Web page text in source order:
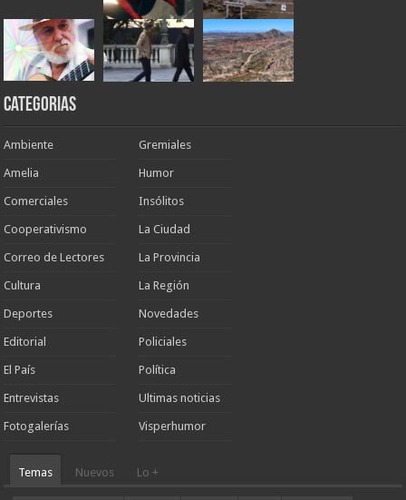
Categorias
Ambiente
Amelia
Comerciales
Cooperativismo
Correo de Lectores
Cultura
Deportes
Editorial
El País
Entrevistas
Fotogalerías
Gremiales
Humor
Insólitos
La Ciudad
La Provincia
La Región
Novedades
Policiales
Política
Ultimas noticias
Visperhumor
Temas Nuevos Lo +